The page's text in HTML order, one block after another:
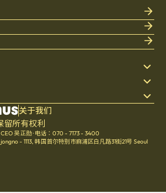
关于我们
所有权利
CEO 吴正勋· 电话：070 - 7173 - 3400
- 1113, 韩国首尔特别市麻浦区白凡路31街21号 Seoul